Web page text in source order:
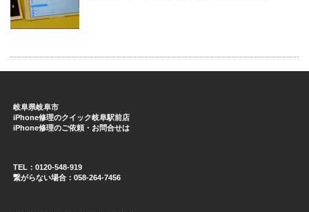
岐阜県岐阜市
iPhone修理のクイック岐阜駅前店
iPhone修理のご依頼・お問合せは
TEL：0120-548-919
繋がらない場合：058-264-7456